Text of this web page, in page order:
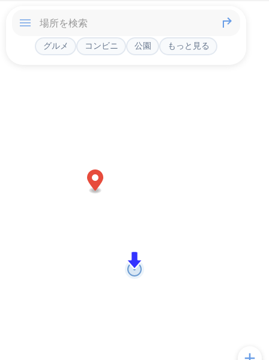
グルメ コンビニ 公園 もっと見る